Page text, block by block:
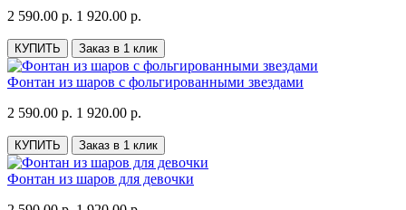
2 590.00 р. 1 920.00 р.
КУПИТЬ Заказ в 1 клик
Фонтан из шаров с фольгированными звездами
2 590.00 р. 1 920.00 р.
КУПИТЬ Заказ в 1 клик
Фонтан из шаров для девочки